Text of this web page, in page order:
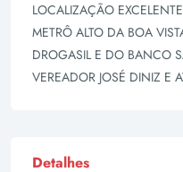
LOCALIZAÇÃO
METRÔ ALTO DA BOA
DROGASIL E DO BANCO
VEREADOR JOSÉ DINIZ E
Detalhes